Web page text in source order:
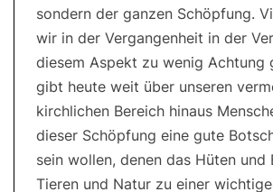
sondern der ganzen Schöpfung.
wir in der Vergangenheit in der
diesem Aspekt zu wenig Achtung
gibt heute weit über unseren
kirchlichen Bereich hinaus
dieser Schöpfung eine gute
sein wollen, denen das Hüten und
Tieren und Natur zu einer